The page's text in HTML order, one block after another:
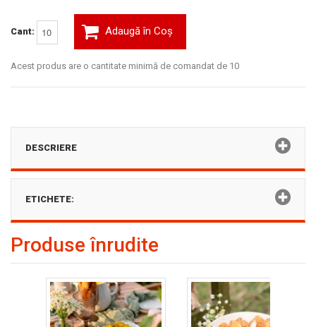
Cant: Adaugă în Coş
Acest produs are o cantitate minimă de comandat de 10
DESCRIERE
ETICHETE:
Produse înrudite